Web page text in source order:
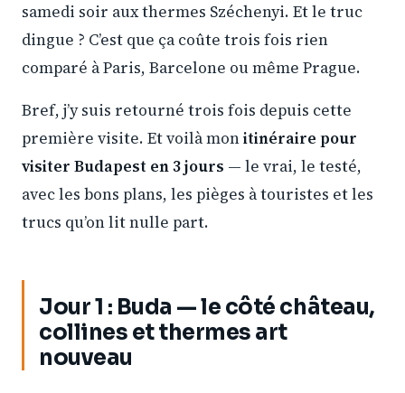
samedi soir aux thermes Széchenyi. Et le truc
dingue ? C’est que ça coûte trois fois rien
comparé à Paris, Barcelone ou même Prague.
Bref, j’y suis retourné trois fois depuis cette
première visite. Et voilà monitinéraire pour
visiter Budapest en 3 jours — le vrai, le testé,
avec les bons plans, les pièges à touristes et les
trucs qu’on lit nulle part.
Jour 1 : Buda — le côté château,
collines et thermes art
nouveau